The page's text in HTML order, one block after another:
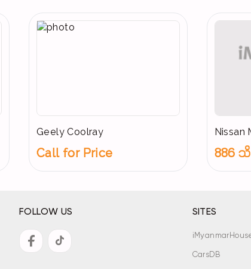
Geely Coolray
Call for Price
Nissan
886 သိ
FOLLOW US SITES
CarsDB